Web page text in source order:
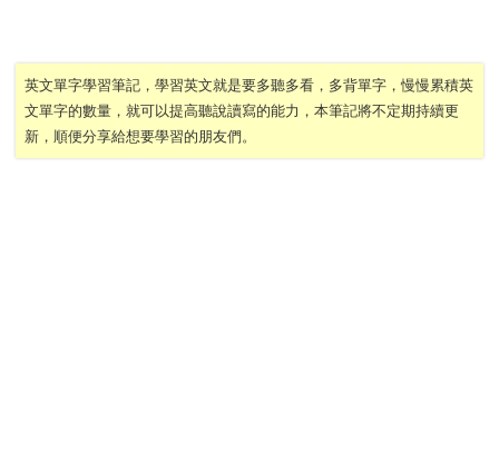
英文單字學習筆記，學習英文就是要多聽多看，多背單字，慢慢累積英
文單字的數量，就可以提高聽說讀寫的能力，本筆記將不定期持續更
新，順便分享給想要學習的朋友們。